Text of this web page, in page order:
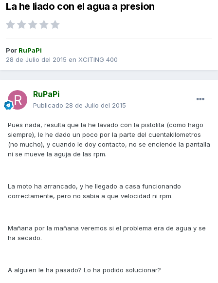
La he liado con el agua a presion
Por RuPaPi
28 de Julio del 2015 en XCITING 400
RuPaPi
Publicado 28 de Julio del 2015
Pues nada, resulta que la he lavado con la pistolita (como hago
siempre), le he dado un poco por la parte del cuentakilometros
(no mucho), y cuando le doy contacto, no se enciende la pantalla
ni se mueve la aguja de las rpm.
La moto ha arrancado, y he llegado a casa funcionando
correctamente, pero no sabia a que velocidad ni rpm.
Mañana por la mañana veremos si el problema era de agua y se
ha secado.
A alguien le ha pasado? Lo ha podido solucionar?